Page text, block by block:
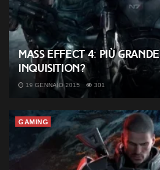
Mass Effect 4: più
Inquisition?
19 GENNAIO 2015 301
GAMING